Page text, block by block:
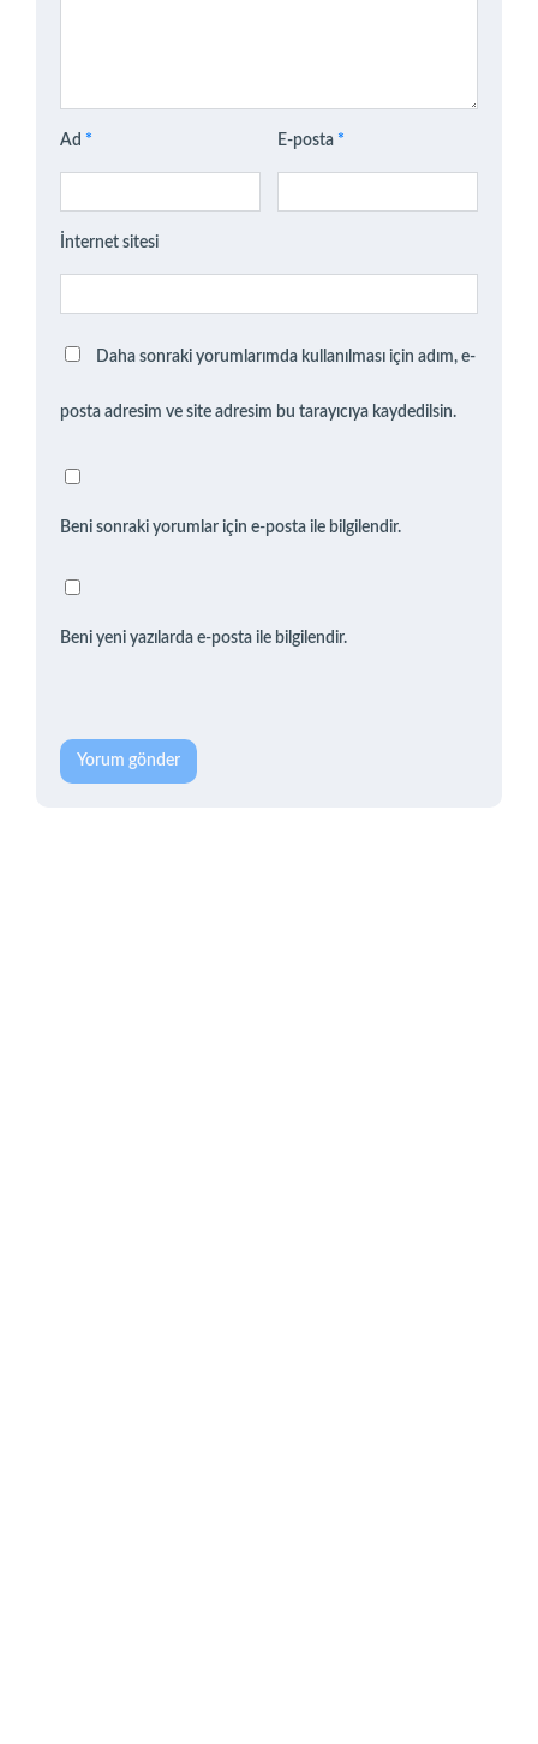
Ad * E-posta *
İnternet sitesi
Daha sonraki yorumlarımda kullanılması için adım, e-
posta adresim ve site adresim bu tarayıcıya kaydedilsin.
Beni sonraki yorumlar için e-posta ile bilgilendir.
Beni yeni yazılarda e-posta ile bilgilendir.